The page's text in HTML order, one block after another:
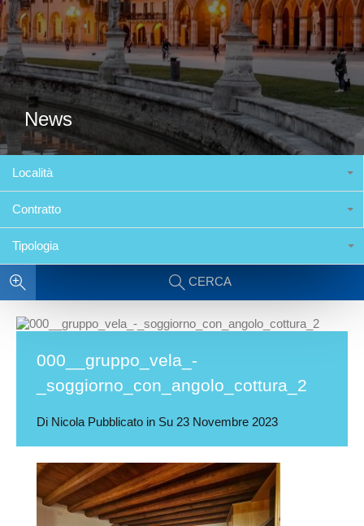
News
Località
Contratto
Tipologia
CERCA
000__gruppo_vela_-
_soggiorno_con_angolo_cottura_2
Di Nicola Pubblicato in Su 23 Novembre 2023